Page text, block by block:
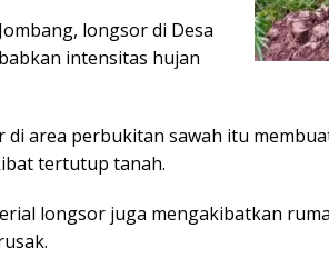
longsor di Desa
intensitas hujan
di area perbukitan sawah itu
tertutup tanah.
longsor juga mengakibatkan